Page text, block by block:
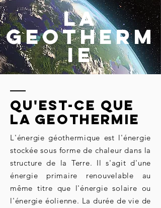
LA
GEOTHERM
IE
QU'EST-CE QUE
LA GEOTHERMIE
L'énergie géothermique est l'énergie
stockée sous forme de chaleur dans la
structure de la Terre. Il s'agit d'une
énergie primaire renouvelable au
même titre que l'énergie solaire ou
l'énergie éolienne. La durée de vie de